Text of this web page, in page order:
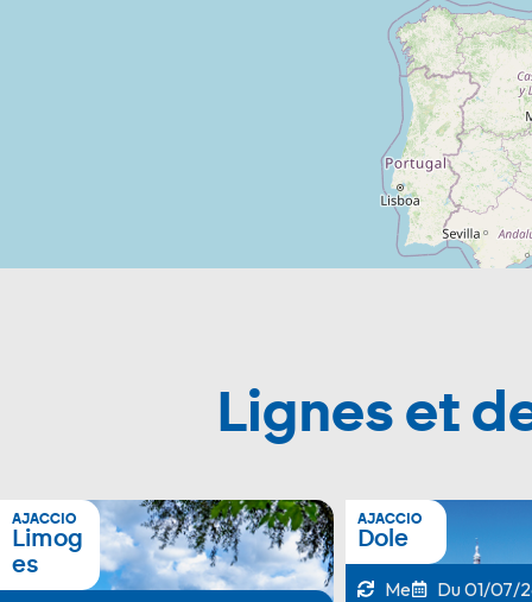
Lignes et
AJACCIO
Dole
Me Du 01/07/26 au 26/08/26
AJACCIO
Renne
s